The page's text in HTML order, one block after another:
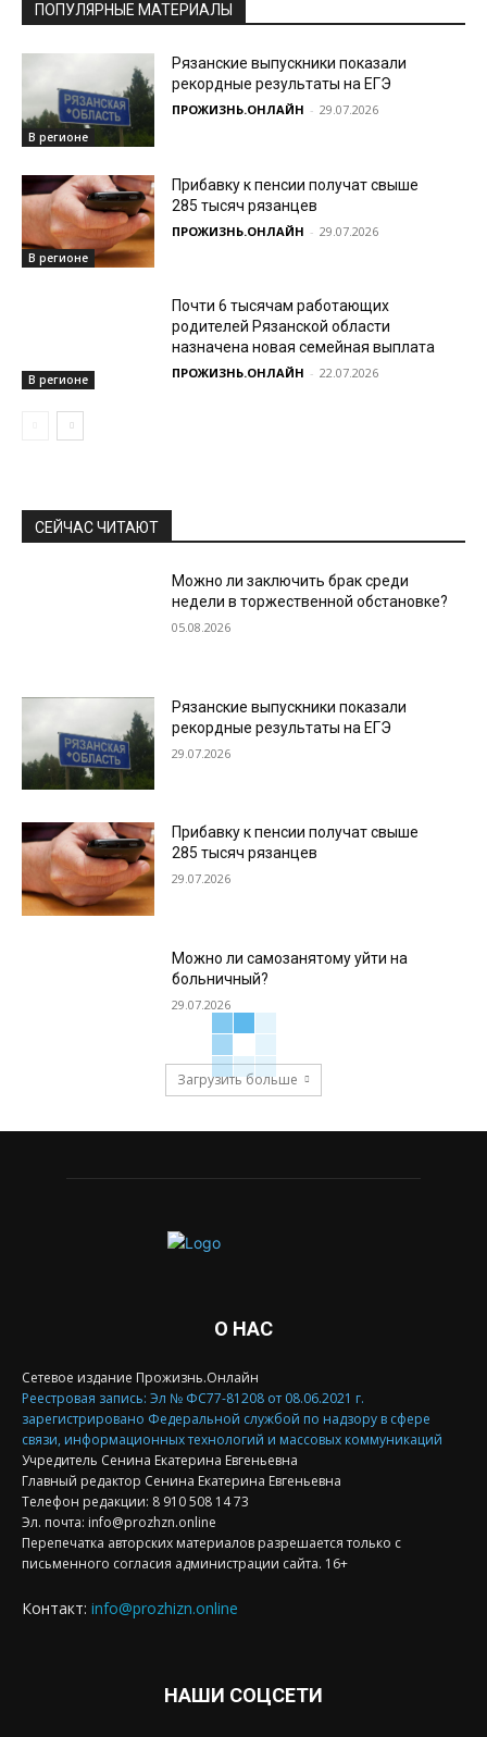
ПОПУЛЯРНЫЕ МАТЕРИАЛЫ
В регионе
Рязанские выпускники показали
рекордные результаты на ЕГЭ
ПРОЖИЗНЬ.ОНЛАЙН - 29.07.2026
В регионе
Прибавку к пенсии получат свыше
285 тысяч рязанцев
ПРОЖИЗНЬ.ОНЛАЙН - 29.07.2026
В регионе
Почти 6 тысячам работающих
родителей Рязанской области
назначена новая семейная выплата
ПРОЖИЗНЬ.ОНЛАЙН - 22.07.2026
СЕЙЧАС ЧИТАЮТ
Можно ли заключить брак среди
недели в торжественной обстановке?
05.08.2026
Рязанские выпускники показали
рекордные результаты на ЕГЭ
29.07.2026
Прибавку к пенсии получат свыше
285 тысяч рязанцев
29.07.2026
Можно ли самозанятому уйти на
больничный?
29.07.2026
Загрузить больше
О НАС
Сетевое издание Прожизнь.Онлайн
Реестровая запись: Эл № ФС77-81208 от 08.06.2021 г.
зарегистрировано Федеральной службой по надзору в сфере
связи, информационных технологий и массовых коммуникаций
Учредитель Сенина Екатерина Евгеньевна
Главный редактор Сенина Екатерина Евгеньевна
Телефон редакции: 8 910 508 14 73
Эл. почта: info@prozhzn.online
Перепечатка авторских материалов разрешается только с
письменного согласия администрации сайта. 16+
Контакт: info@prozhizn.online
НАШИ СОЦСЕТИ